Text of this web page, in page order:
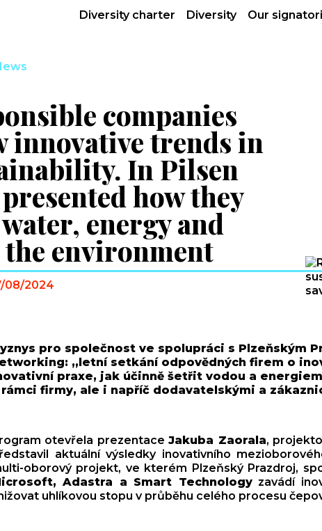
Diversity charter Diversity Our
companies
innovative trends in
In Pilsen
how they
water, energy and
environment
08/2024
pro společnost ve spolupráci s Plzeňským
„letní setkání odpovědných firem o
praxe, jak účinně šetřit vodou a
firmy, ale i napříč dodavatelskými a
otevřela prezentaceJakuba Zaorala,
aktuální výsledky inovativního
oborový projekt, ve kterém Plzeňský Prazdroj,
Adastra a Smart Technologyzavádí
uhlíkovou stopu v průběhu celého procesu